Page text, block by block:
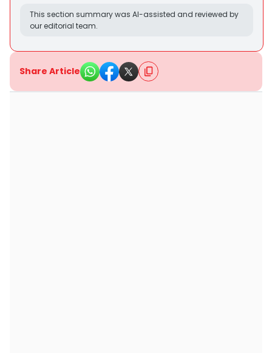
This section summary was AI-assisted and reviewed by
our editorial team.
Share Article